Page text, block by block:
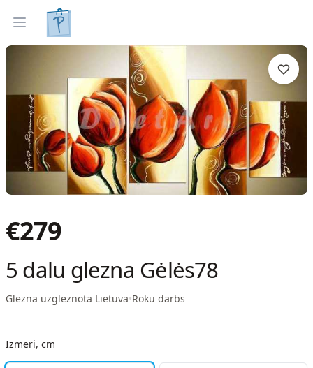
Open menu
Gleznas Izveleties pec interjera
€279
5 dalu glezna Gėlės78
Glezna uzgleznota Lietuva•Roku darbs
Izmeri, cm